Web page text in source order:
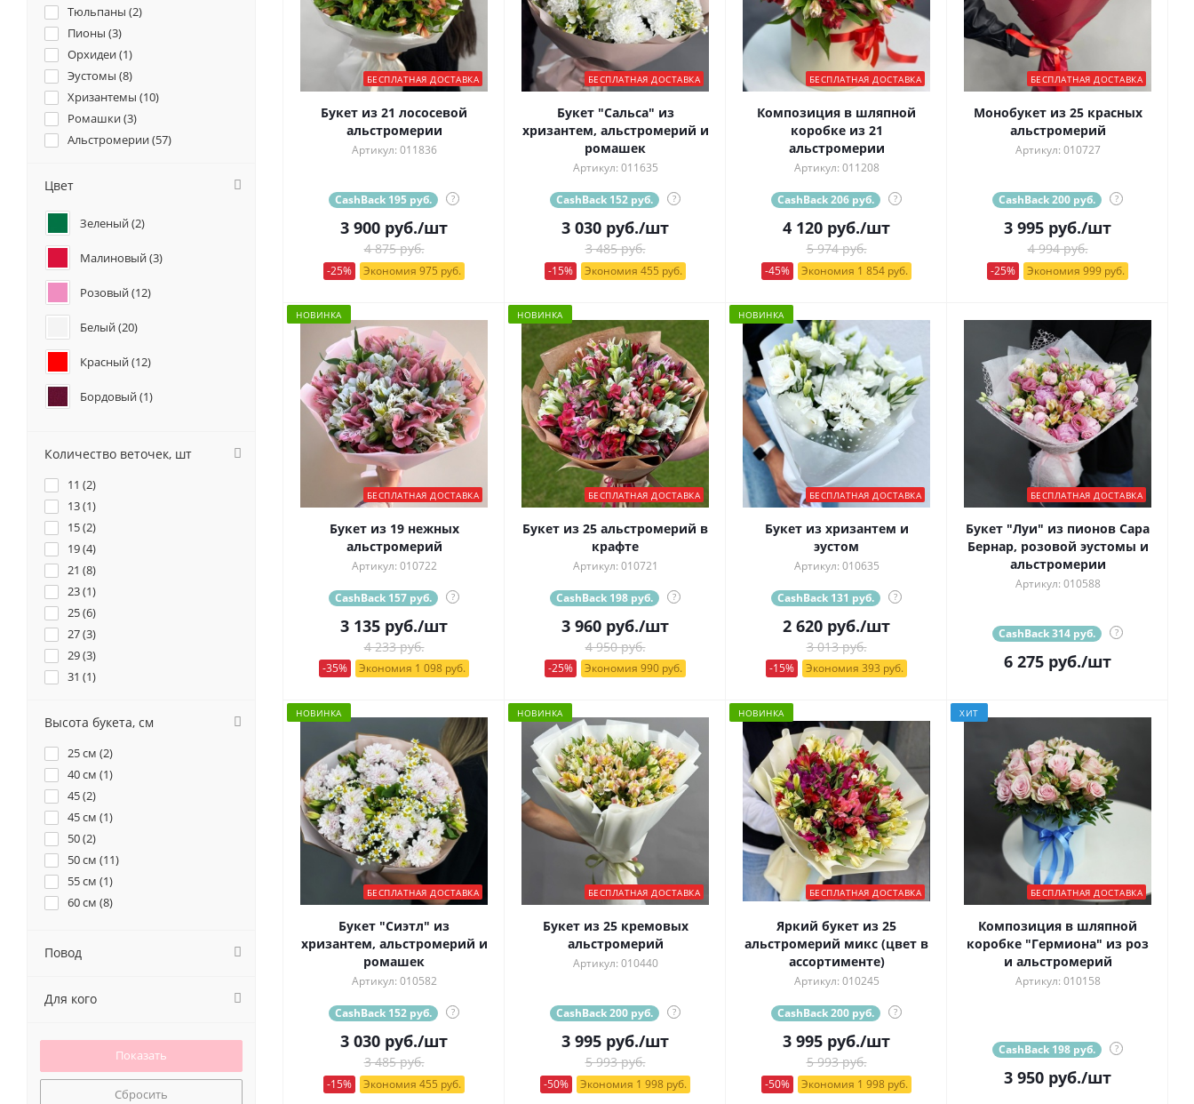
БЕСПЛАТНАЯ ДОСТАВКА
Букет из 21 лососевой
альстромерии
Артикул: 011836
CashBack 195 руб. ?
3 900 руб./шт
4 875 руб.
-25% Экономия 975 руб.
БЕСПЛАТНАЯ ДОСТАВКА
Букет "Сальса" из
хризантем, альстромерий и
ромашек
Артикул: 011635
CashBack 152 руб. ?
3 030 руб./шт
3 485 руб.
-15% Экономия 455 руб.
БЕСПЛАТНАЯ ДОСТАВКА
Композиция в шляпной
коробке из 21
альстромерии
Артикул: 011208
CashBack 206 руб. ?
4 120 руб./шт
5 974 руб.
-45% Экономия 1 854 руб.
БЕСПЛАТНАЯ ДОСТАВКА
Монобукет из 25 красных
альстромерий
Артикул: 010727
CashBack 200 руб. ?
3 995 руб./шт
4 994 руб.
-25% Экономия 999 руб.
НОВИНКА
БЕСПЛАТНАЯ ДОСТАВКА
Букет из 19 нежных
альстромерий
Артикул: 010722
CashBack 157 руб. ?
3 135 руб./шт
4 233 руб.
-35% Экономия 1 098 руб.
НОВИНКА
БЕСПЛАТНАЯ ДОСТАВКА
Букет из 25 альстромерий в
крафте
Артикул: 010721
CashBack 198 руб. ?
3 960 руб./шт
4 950 руб.
-25% Экономия 990 руб.
НОВИНКА
БЕСПЛАТНАЯ ДОСТАВКА
Букет из хризантем и
эустом
Артикул: 010635
CashBack 131 руб. ?
2 620 руб./шт
3 013 руб.
-15% Экономия 393 руб.
БЕСПЛАТНАЯ ДОСТАВКА
Букет "Луи" из пионов Сара
Бернар, розовой эустомы и
альстромерии
Артикул: 010588
CashBack 314 руб. ?
6 275 руб./шт
НОВИНКА
БЕСПЛАТНАЯ ДОСТАВКА
Букет "Сиэтл" из
хризантем, альстромерий и
ромашек
Артикул: 010582
CashBack 152 руб. ?
3 030 руб./шт
3 485 руб.
-15% Экономия 455 руб.
НОВИНКА
БЕСПЛАТНАЯ ДОСТАВКА
Букет из 25 кремовых
альстромерий
Артикул: 010440
CashBack 200 руб. ?
3 995 руб./шт
5 993 руб.
-50% Экономия 1 998 руб.
НОВИНКА
БЕСПЛАТНАЯ ДОСТАВКА
Яркий букет из 25
альстромерий микс (цвет в
ассортименте)
Артикул: 010245
CashBack 200 руб. ?
3 995 руб./шт
5 993 руб.
-50% Экономия 1 998 руб.
ХИТ
БЕСПЛАТНАЯ ДОСТАВКА
Композиция в шляпной
коробке "Гермиона" из роз
и альстромерий
Артикул: 010158
CashBack 198 руб. ?
3 950 руб./шт
Тюльпаны (2)
Пионы (3)
Орхидеи (1)
Эустомы (8)
Хризантемы (10)
Ромашки (3)
Альстромерии (57)
Анемоны (
Цвет
Зеленый (2)
Малиновый (3)
Розовый (12)
Белый (20)
Красный (12)
Бордовый (1)
Кремовый (
Оранжевый (
Фиолетовый (
Количество веточек, шт
11 (2)
13 (1)
15 (2)
19 (4)
21 (8)
23 (1)
25 (6)
27 (3)
29 (3)
31 (1)
51 (2 )
Высота букета, см
25 см (2)
40 см (1)
45 (2)
45 см (1)
50 (2)
50 см (11)
55 см (1)
60 см (8)
Повод
Для кого
Сбросить